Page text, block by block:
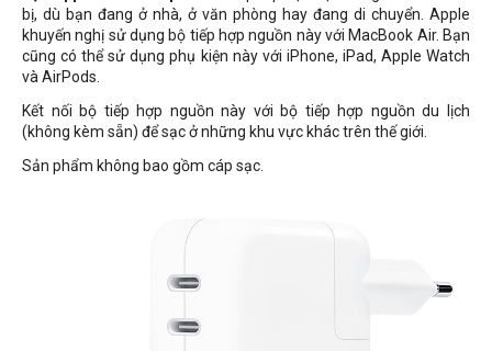
bị, dù bạn đang ở nhà, ở văn phòng hay đang di chuyển. Apple
khuyến nghị sử dụng bộ tiếp hợp nguồn này với MacBook Air. Bạn
cũng có thể sử dụng phụ kiện này với iPhone, iPad, Apple Watch
và AirPods.
Kết nối bộ tiếp hợp nguồn này với bộ tiếp hợp nguồn du lịch
(không kèm sẵn) để sạc ở những khu vực khác trên thế giới.
Sản phẩm không bao gồm cáp sạc.